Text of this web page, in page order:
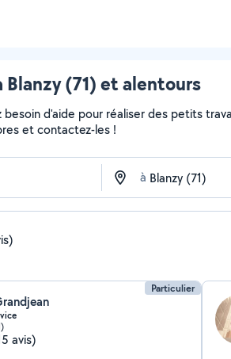
Blanzy (71) et alentours
d'aide pour réaliser des petits
et contactez-les !
à
Particulier
avis)